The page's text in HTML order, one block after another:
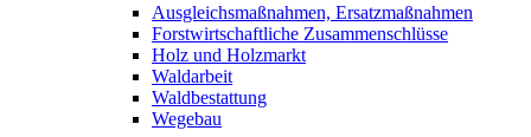
Ausgleichsmaßnahmen, Ersatzmaßnahmen
Forstwirtschaftliche Zusammenschlüsse
Holz und Holzmarkt
Waldarbeit
Waldbestattung
Wegebau